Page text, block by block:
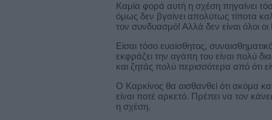
Καμία φορά αυτή η σχέση πηγαίνει
όμως δεν βγαίνει απολύτως τίποτα
τον συνδυασμό! Αλλά δεν είναι όλοι οι
Είσαι τόσο ευαίσθητος,
εκφράζει την αγάπη του είναι πολύ
και ζητάς πολύ περισσότερα από ότι
Ο Καρκίνος θα αισθανθεί ότι ακόμα
είναι ποτέ αρκετό. Πρέπει να τον
η σχέση.